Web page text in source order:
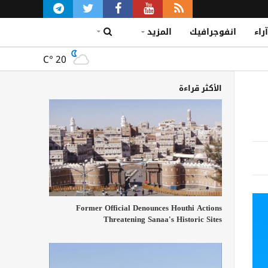
آراء انفوجرافيك المزيد
C° 20
الأكثر قراءة
Former Official Denounces Houthi Actions
Threatening Sanaa's Historic Sites